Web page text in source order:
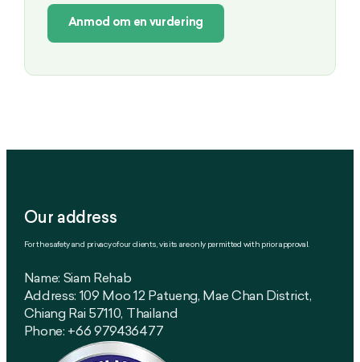
Anmod om en vurdering
Our address
For the safety and privacy of our clients, visits are only permitted with prior approval.
Name: Siam Rehab
Address: 109 Moo 12 Patueng, Mae Chan District,
Chiang Rai 57110, Thailand
Phone: +66 979436477